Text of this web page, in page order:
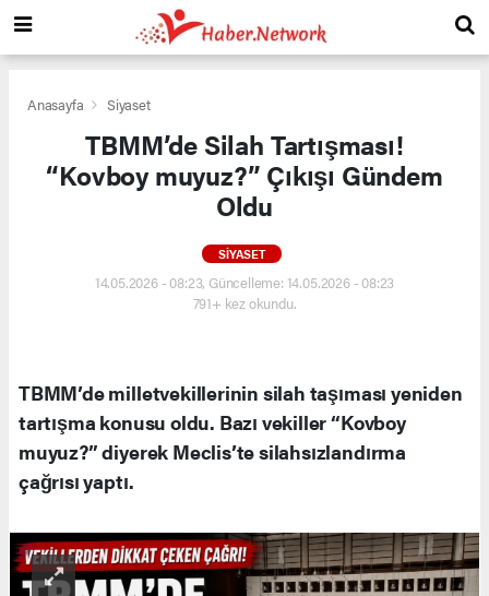
Anasayfa Siyaset
TBMM’de Silah Tartışması!
“Kovboy muyuz?” Çıkışı Gündem
Oldu
SIYASET
14.05.2026 - 08:23, Güncelleme: 14.05.2026 - 08:23
791+ kez okundu.
TBMM’de milletvekillerinin silah taşıması yeniden
tartışma konusu oldu. Bazı vekiller “Kovboy
muyuz?” diyerek Meclis’te silahsızlandırma
çağrısı yaptı.